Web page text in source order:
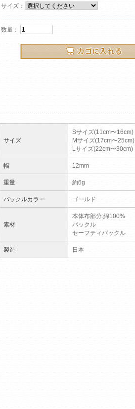
サイズ：
数量：
サイズ
Sサイズ(11cm〜16cm)
Mサイズ(17cm〜25cm)
Lサイズ(22cm〜30cm)
幅 12mm
重量 約6g
バックルカラー ゴールド
素材
本体布部分:綿100%
バックル
セーフティバックル
製造 日本